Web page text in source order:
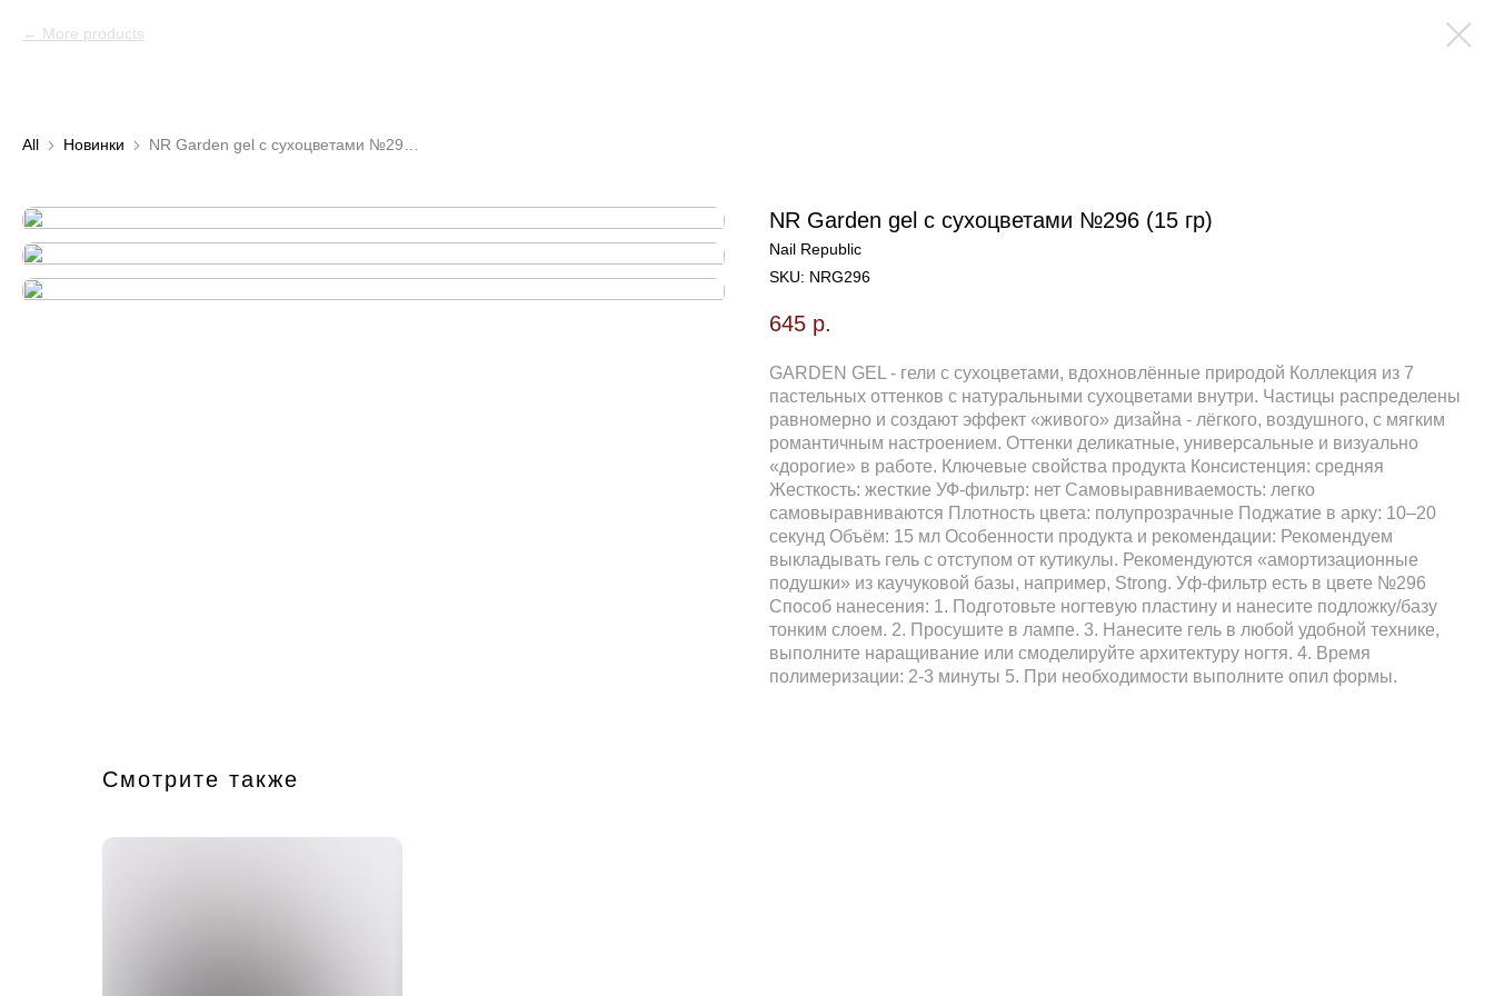
More products
All Новинки
NR Garden gel с сухоцветами №296 (15 гр)
Nail Republic
SKU: NRG296
645 р.
GARDEN GEL - гели с сухоцветами, вдохновлённые природой Коллекция из 7
пастельных оттенков с натуральными сухоцветами внутри. Частицы распределены
равномерно и создают эффект «живого» дизайна - лёгкого, воздушного, с мягким
романтичным настроением. Оттенки деликатные, универсальные и визуально
«дорогие» в работе. Ключевые свойства продукта Консистенция: средняя
Жесткость: жесткие УФ-фильтр: нет Самовыравниваемость: легко
самовыравниваются Плотность цвета: полупрозрачные Поджатие в арку: 10–20
секунд Объём: 15 мл Особенности продукта и рекомендации: Рекомендуем
выкладывать гель с отступом от кутикулы. Рекомендуются «амортизационные
подушки» из каучуковой базы, например, Strong. Уф-фильтр есть в цвете №296
Способ нанесения: 1. Подготовьте ногтевую пластину и нанесите подложку/базу
тонким слоем. 2. Просушите в лампе. 3. Нанесите гель в любой удобной технике,
выполните наращивание или смоделируйте архитектуру ногтя. 4. Время
полимеризации: 2-3 минуты 5. При необходимости выполните опил формы.
Смотрите также